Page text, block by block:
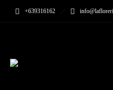
+639316162